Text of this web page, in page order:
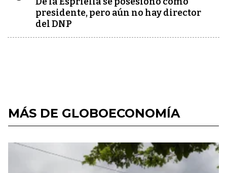
presidente, pero aún no hay director
del DNP
MÁS DE GLOBOECONOMÍA